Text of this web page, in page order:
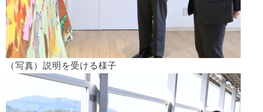
（写真）説明を受ける様子